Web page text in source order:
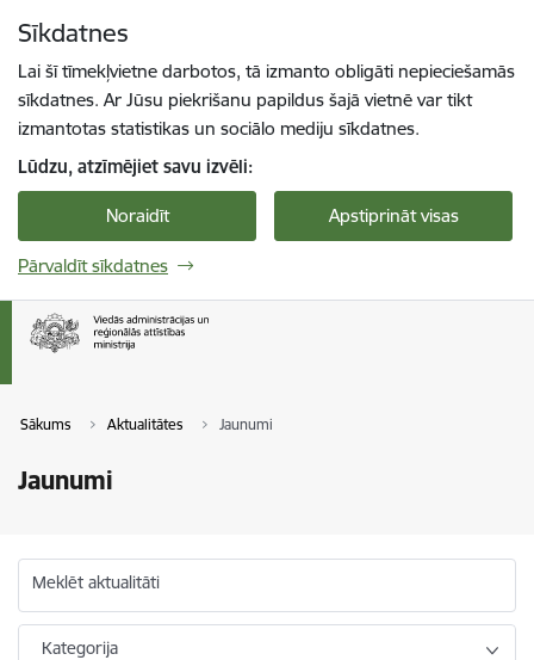
Sīkdatnes
Lai šī tīmekļvietne darbotos, tā izmanto obligāti nepieciešamās
sīkdatnes. Ar Jūsu piekrišanu papildus šajā vietnē var tikt
izmantotas statistikas un sociālo mediju sīkdatnes.
Lūdzu, atzīmējiet savu izvēli:
Noraidīt Apstiprināt visas
Pārvaldīt sīkdatnes
Sākums Aktualitātes Jaunumi
Jaunumi
Meklēt aktualitāti
Kategorija